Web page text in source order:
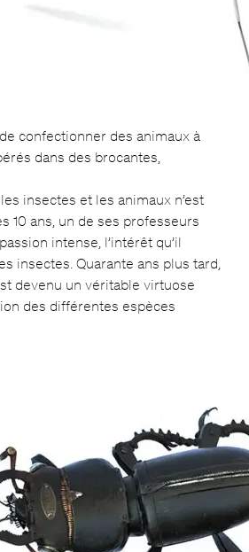
confectionner des animaux à
dans des brocantes,
insectes et les animaux n’est
10 ans, un de ses professeurs
intense, l’intérêt qu’il
insectes. Quarante ans plus tard,
devenu un véritable virtuose
des différentes espèces